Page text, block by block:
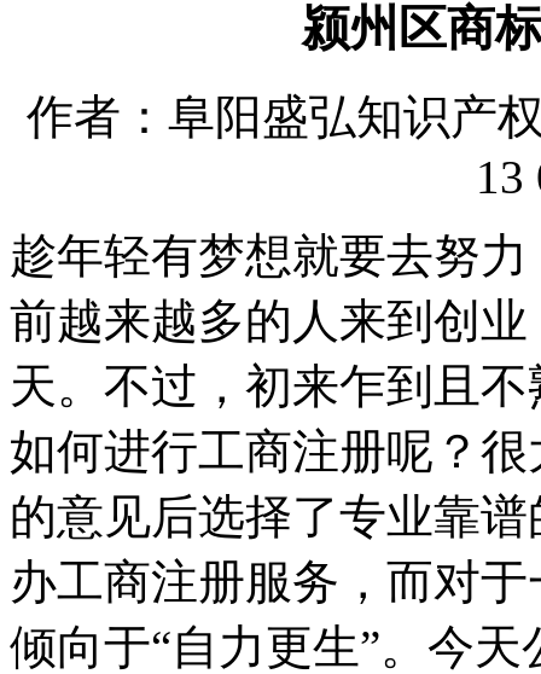
颍州区商
作者：阜阳盛弘知识产
13
趁年轻有梦想就要去努
前越来越多的人来到创
天。不过，初来乍到且
如何进行工商注册呢？
的意见后选择了专业靠
办工商注册服务，而对
倾向于“自力更生”。今